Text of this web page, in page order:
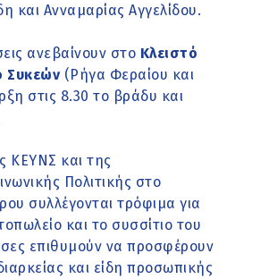
και Ανναμαρίας Αγγελίδου.
ανεβαίνουν στο Κλειστό
Συκεών (Ρήγα Φεραίου και
στις 8.30 το βράδυ και
ΚΕΥΝΣ και της
Πολιτικής στο
συλλέγονται τρόφιμα για
και το συσσίτιο του
επιθυμούν να προσφέρουν
και είδη προσωπικής